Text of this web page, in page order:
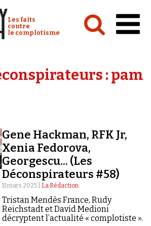
Conspiracy Watch :
Les faits
contre
le complotisme
de presse
Newsletter
:pam
Gene Hackman, RFK Jr,
Xenia Fedorova,
Georgescu... (Les
Déconspirateurs #58)
11 mars 2025 | La Rédaction
Tristan Mendès France, Rudy
Reichstadt et David Medioni
décryptent l’actualité « complotiste ».